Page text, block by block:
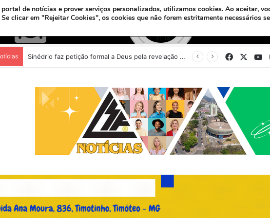
Sinédrio faz petição formal a Deus pela revelação do Messias e construção do 3º Templo Facebook
de notícias e prover serviços personalizados, utilizamos cookies. Ao aceitar,
clicar em "Rejeitar Cookies", os cookies que não forem estritamente necessários